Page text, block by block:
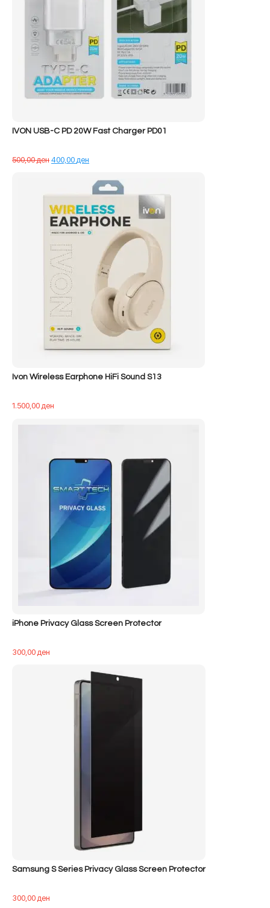
IVON USB-C PD 20W Fast Charger PD01
500,00денÇmimi
400,00ден
tanishëm
është:
400,00 ден.
Ivon Wireless Earphone HiFi Sound S13
1.500,00ден
iPhone Privacy Glass Screen Protector
300,00ден
Samsung S Series Privacy Glass Screen Protector
300,00ден